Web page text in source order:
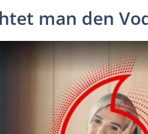
man den